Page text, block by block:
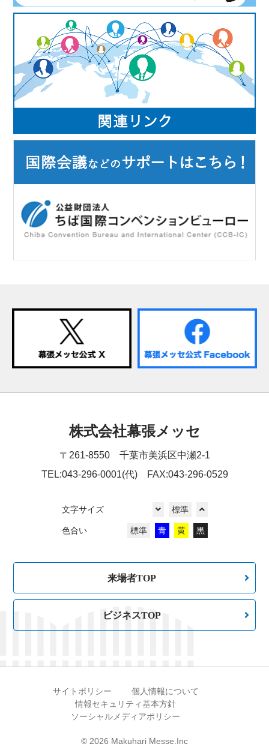
株式会社幕張メッセ
〒261-8550 千葉市美浜区中瀬2-1
TEL:043-296-0001(代) FAX:043-296-0529
文字サイズ 標準
色合い 標準 青 黄 黒
来場者TOP
ビジネスTOP
サイトポリシー
個人情報について
情報セキュリティ基本方針
ソーシャルメディアポリシー
© 2026 Makuhari Messe.Inc